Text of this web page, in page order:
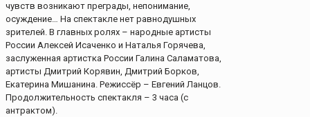
чувств возникают преграды, непонимание,
осуждение… На спектакле нет равнодушных
зрителей. В главных ролях – народные артисты
России Алексей Исаченко и Наталья Горячева,
заслуженная артистка России Галина Саламатова,
артисты Дмитрий Корявин, Дмитрий Борков,
Екатерина Мишанина. Режиссёр – Евгений Ланцов.
Продолжительность спектакля – 3 часа (с
антрактом).